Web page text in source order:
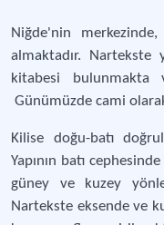
Niğde'nin merkezinde,
almaktadır. Nartekste
kitabesi bulunmakta
Günümüzde cami
Kilise doğu-batı
Yapının batı
güney ve kuzey
Nartekste eksende ve